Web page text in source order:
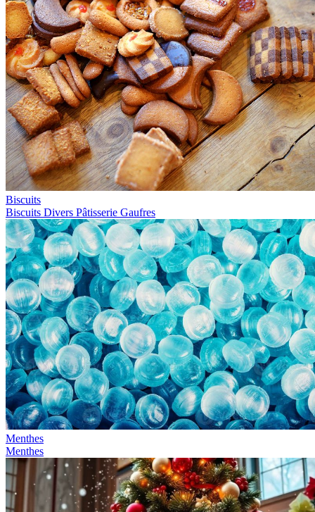
Biscuits
Biscuits Divers Pâtisserie Gaufres
Menthes
Menthes